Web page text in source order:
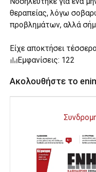
θεραπείας, λόγω
προβλημάτων, αλλά
Είχε αποκτήσει
Εμφανίσεις: 122
Ακολουθήστε το